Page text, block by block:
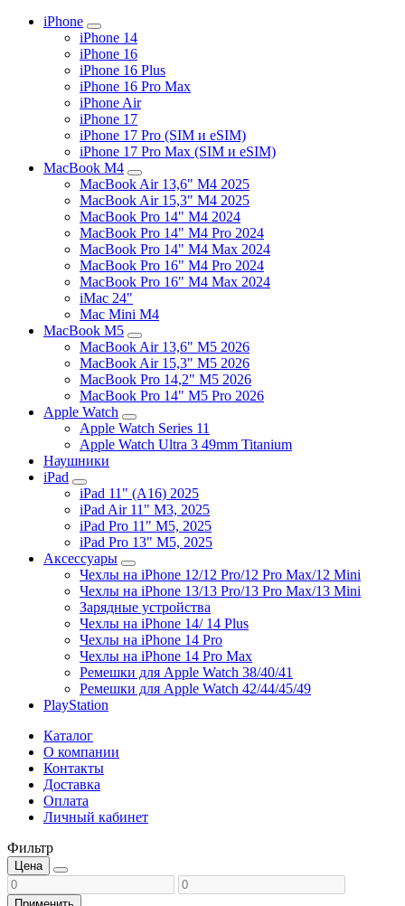
iPhone
iPhone 14
iPhone 16
iPhone 16 Plus
iPhone 16 Pro Max
iPhone Air
iPhone 17
iPhone 17 Pro (SIM и eSIM)
iPhone 17 Pro Max (SIM и eSIM)
MacBook M4
MacBook Air 13,6" M4 2025
MacBook Air 15,3" M4 2025
MacBook Pro 14" M4 2024
MacBook Pro 14" M4 Pro 2024
MacBook Pro 14" M4 Max 2024
MacBook Pro 16" M4 Pro 2024
MacBook Pro 16" M4 Max 2024
iMac 24"
Mac Mini M4
MacBook M5
MacBook Air 13,6" M5 2026
MacBook Air 15,3" M5 2026
MacBook Pro 14,2" M5 2026
MacBook Pro 14" M5 Pro 2026
Apple Watch
Apple Watch Series 11
Apple Watch Ultra 3 49mm Titanium
Наушники
iPad
iPad 11" (A16) 2025
iPad Air 11" M3, 2025
iPad Pro 11" M5, 2025
iPad Pro 13" M5, 2025
Аксессуары
Чехлы на iPhone 12/12 Pro/12 Pro Max/12 Mini
Чехлы на iPhone 13/13 Pro/13 Pro Max/13 Mini
Зарядные устройства
Чехлы на iPhone 14/ 14 Plus
Чехлы на iPhone 14 Pro
Чехлы на iPhone 14 Pro Max
Ремешки для Apple Watch 38/40/41
Ремешки для Apple Watch 42/44/45/49
PlayStation
Каталог
О компании
Контакты
Доставка
Оплата
Личный кабинет
Фильтр
Цена